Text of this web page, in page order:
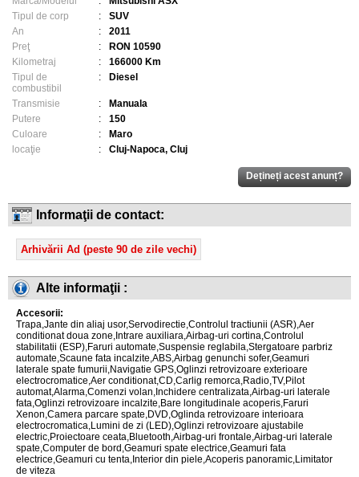
Tipul de corp
:
SUV
An
:
2011
Preţ
:
RON 10590
Kilometraj
:
166000 Km
Tipul de
combustibil
: Diesel
Transmisie :
Manuala
Putere
:
150
Culoare
:
Maro
locaţie
: Cluj-Napoca, Cluj
Informaţii de contact:
Arhivării Ad (peste 90 de zile vechi)
Alte informaţii :
Accesorii:
Trapa,Jante din aliaj usor,Servodirectie,Controlul tractiunii (ASR),Aer
conditionat doua zone,Intrare auxiliara,Airbag-uri cortina,Controlul
stabilitatii (ESP),Faruri automate,Suspensie reglabila,Stergatoare parbriz
automate,Scaune fata incalzite,ABS,Airbag genunchi sofer,Geamuri
laterale spate fumurii,Navigatie GPS,Oglinzi retrovizoare exterioare
electrocromatice,Aer conditionat,CD,Carlig remorca,Radio,TV,Pilot
automat,Alarma,Comenzi volan,Inchidere centralizata,Airbag-uri laterale
fata,Oglinzi retrovizoare incalzite,Bare longitudinale acoperis,Faruri
Xenon,Camera parcare spate,DVD,Oglinda retrovizoare interioara
electrocromatica,Lumini de zi (LED),Oglinzi retrovizoare ajustabile
electric,Proiectoare ceata,Bluetooth,Airbag-uri frontale,Airbag-uri laterale
spate,Computer de bord,Geamuri spate electrice,Geamuri fata
electrice,Geamuri cu tenta,Interior din piele,Acoperis panoramic,Limitator
de viteza